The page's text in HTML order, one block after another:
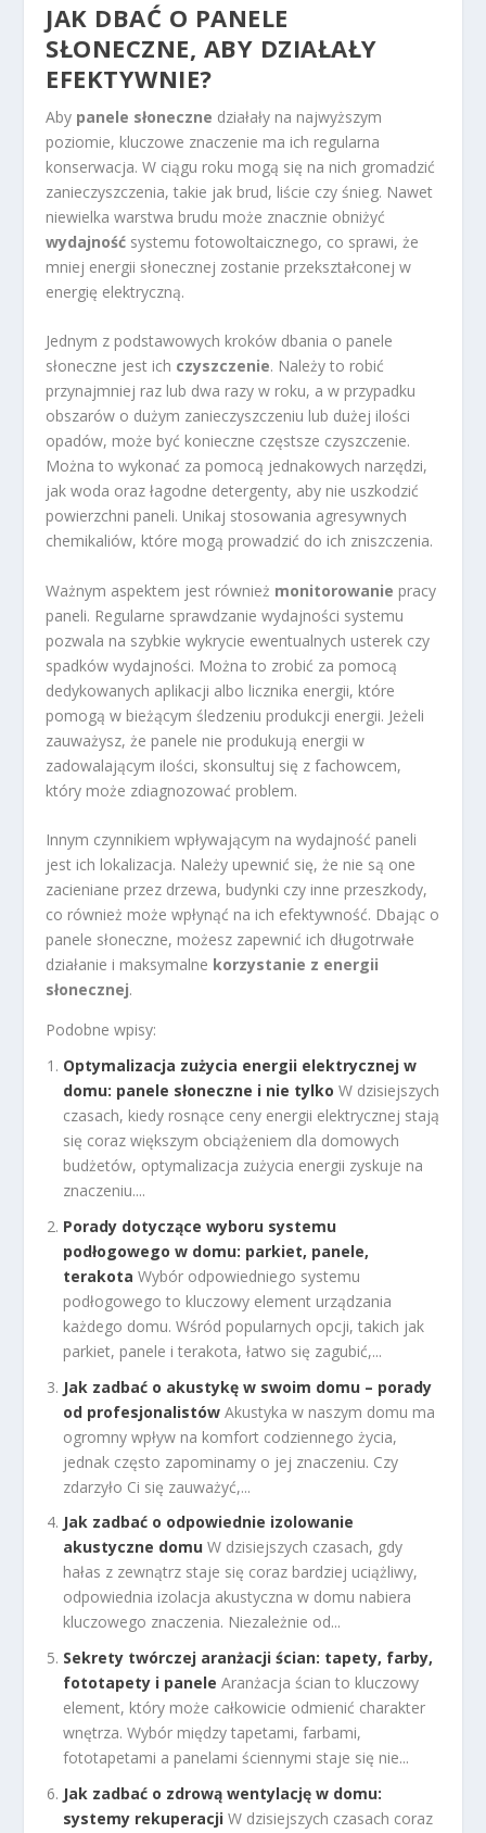
JAK DBAĆ O PANELE
SŁONECZNE, ABY DZIAŁAŁY
EFEKTYWNIE?
Aby panele słoneczne działały na najwyższym
poziomie, kluczowe znaczenie ma ich regularna
konserwacja. W ciągu roku mogą się na nich gromadzić
zanieczyszczenia, takie jak brud, liście czy śnieg. Nawet
niewielka warstwa brudu może znacznie obniżyć
wydajność systemu fotowoltaicznego, co sprawi, że
mniej energii słonecznej zostanie przekształconej w
energię elektryczną.
Jednym z podstawowych kroków dbania o panele
słoneczne jest ich czyszczenie. Należy to robić
przynajmniej raz lub dwa razy w roku, a w przypadku
obszarów o dużym zanieczyszczeniu lub dużej ilości
opadów, może być konieczne częstsze czyszczenie.
Można to wykonać za pomocą jednakowych narzędzi,
jak woda oraz łagodne detergenty, aby nie uszkodzić
powierzchni paneli. Unikaj stosowania agresywnych
chemikaliów, które mogą prowadzić do ich zniszczenia.
Ważnym aspektem jest również monitorowanie pracy
paneli. Regularne sprawdzanie wydajności systemu
pozwala na szybkie wykrycie ewentualnych usterek czy
spadków wydajności. Można to zrobić za pomocą
dedykowanych aplikacji albo licznika energii, które
pomogą w bieżącym śledzeniu produkcji energii. Jeżeli
zauważysz, że panele nie produkują energii w
zadowalającym ilości, skonsultuj się z fachowcem,
który może zdiagnozować problem.
Innym czynnikiem wpływającym na wydajność paneli
jest ich lokalizacja. Należy upewnić się, że nie są one
zacieniane przez drzewa, budynki czy inne przeszkody,
co również może wpłynąć na ich efektywność. Dbając o
panele słoneczne, możesz zapewnić ich długotrwałe
działanie i maksymalne korzystanie z energii
słonecznej.
Podobne wpisy:
Optymalizacja zużycia energii elektrycznej w
domu: panele słoneczne i nie tylko W dzisiejszych
czasach, kiedy rosnące ceny energii elektrycznej stają
się coraz większym obciążeniem dla domowych
budżetów, optymalizacja zużycia energii zyskuje na
znaczeniu....
Porady dotyczące wyboru systemu
podłogowego w domu: parkiet, panele,
terakota Wybór odpowiedniego systemu
podłogowego to kluczowy element urządzania
każdego domu. Wśród popularnych opcji, takich jak
parkiet, panele i terakota, łatwo się zagubić,...
Jak zadbać o akustykę w swoim domu – porady
od profesjonalistów Akustyka w naszym domu ma
ogromny wpływ na komfort codziennego życia,
jednak często zapominamy o jej znaczeniu. Czy
zdarzyło Ci się zauważyć,...
Jak zadbać o odpowiednie izolowanie
akustyczne domu W dzisiejszych czasach, gdy
hałas z zewnątrz staje się coraz bardziej uciążliwy,
odpowiednia izolacja akustyczna w domu nabiera
kluczowego znaczenia. Niezależnie od...
Sekrety twórczej aranżacji ścian: tapety, farby,
fototapety i panele Aranżacja ścian to kluczowy
element, który może całkowicie odmienić charakter
wnętrza. Wybór między tapetami, farbami,
fototapetami a panelami ściennymi staje się nie...
Jak zadbać o zdrową wentylację w domu:
systemy rekuperacji W dzisiejszych czasach coraz